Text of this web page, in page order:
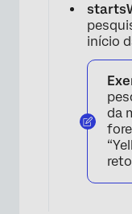
início
da